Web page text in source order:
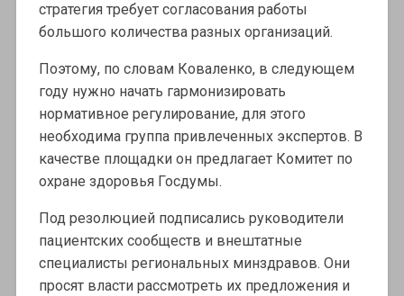
стратегия требует согласования работы
большого количества разных организаций.
Поэтому, по словам Коваленко, в следующем
году нужно начать гармонизировать
нормативное регулирование, для этого
необходима группа привлеченных экспертов. В
качестве площадки он предлагает Комитет по
охране здоровья Госдумы.
Под резолюцией подписались руководители
пациентских сообществ и внештатные
специалисты региональных минздравов. Они
просят власти рассмотреть их предложения и